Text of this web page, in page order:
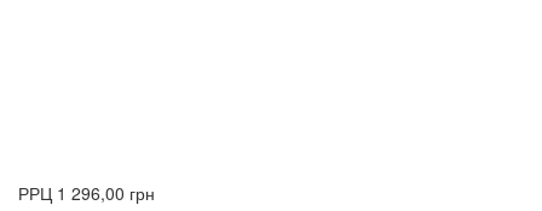
РРЦ 1 296,00 грн